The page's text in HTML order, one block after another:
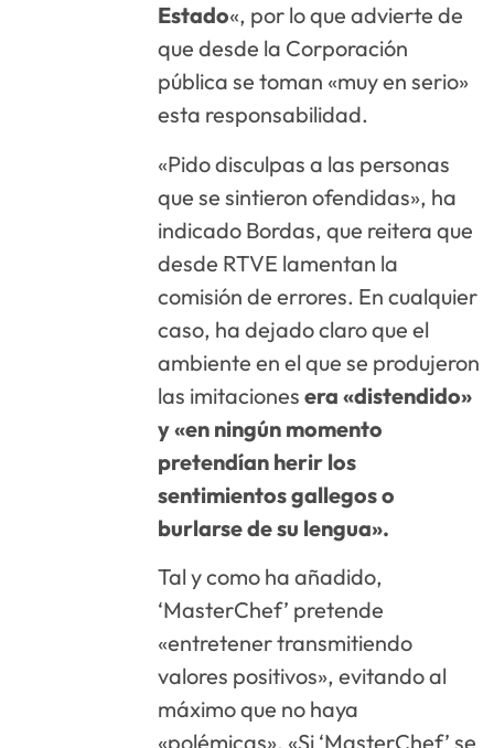
Estado«, por lo que advierte de
que desde la Corporación
pública se toman «muy en serio»
esta responsabilidad.
«Pido disculpas a las personas
que se sintieron ofendidas», ha
indicado Bordas, que reitera que
desde RTVE lamentan la
comisión de errores. En cualquier
caso, ha dejado claro que el
ambiente en el que se produjeron
las imitacionesera «distendido»
y «en ningún momento
pretendían herir los
sentimientos gallegos o
burlarse de su lengua».
Tal y como ha añadido,
‘MasterChef’ pretende
«entretener transmitiendo
valores positivos», evitando al
máximo que no haya
«polémicas». «Si ‘MasterChef’ se